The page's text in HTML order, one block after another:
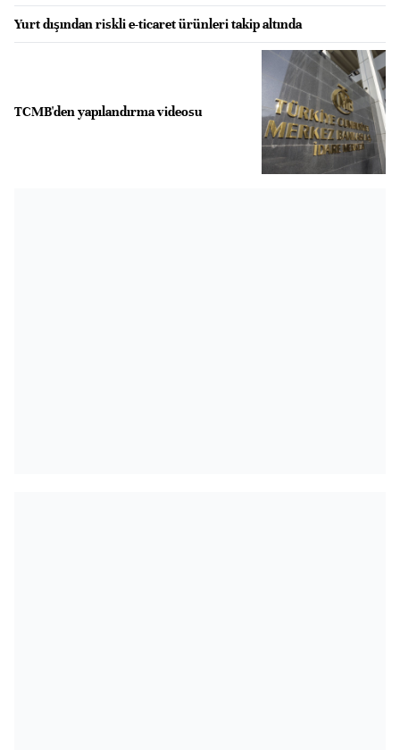
Yurt dışından riskli e-ticaret ürünleri takip altında
TCMB'den yapılandırma videosu